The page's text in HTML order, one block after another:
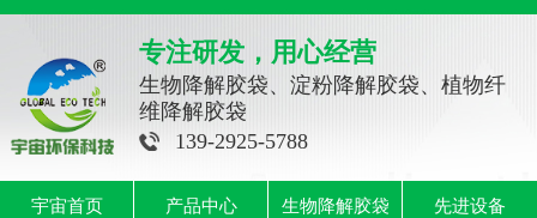
专注研发，用心经营
生物降解胶袋、淀粉降解胶袋、植物纤
维降解胶袋
139-2925-5788
宇宙首页 产品中心 生物降解胶袋 先进设备